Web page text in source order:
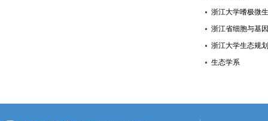
浙江大学嗜极微
浙江省细胞与基
浙江大学生态规
生态学系